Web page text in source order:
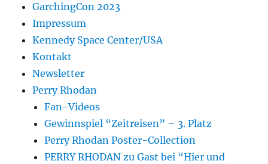
GarchingCon 2023
Impressum
Kennedy Space Center/USA
Kontakt
Newsletter
Perry Rhodan
Fan-Videos
Gewinnspiel “Zeitreisen” – 3. Platz
Perry Rhodan Poster-Collection
PERRY RHODAN zu Gast bei “Hier und